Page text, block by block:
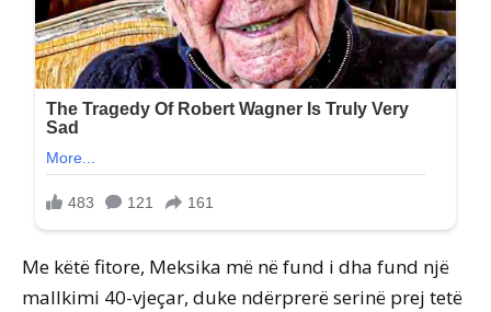
Me këtë fitore, Meksika më në fund i dha fund një
mallkimi 40-vjeçar, duke ndërprerë serinë prej tetë